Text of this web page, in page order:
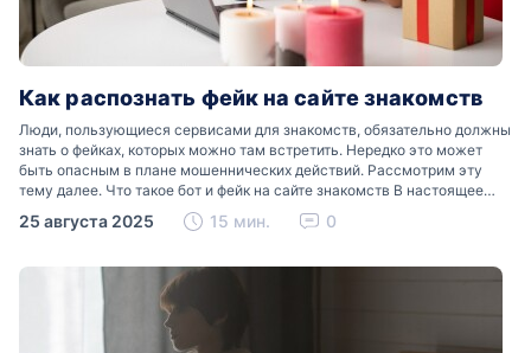
Как распознать фейк на сайте знакомств
Люди, пользующиеся сервисами для знакомств, обязательно должны
знать о фейках, которых можно там встретить. Нередко это может
быть опасным в плане мошеннических действий. Рассмотрим эту
тему далее. Что такое бот и фейк на сайте знакомств В настоящее
время можно встретить свою…
25 августа 2025 15 мин. 0